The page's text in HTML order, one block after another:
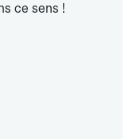
ce sens !